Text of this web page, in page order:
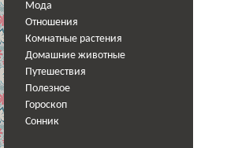
Мода
Отношения
Комнатные растения
Домашние животные
Путешествия
Полезное
Гороскоп
Сонник